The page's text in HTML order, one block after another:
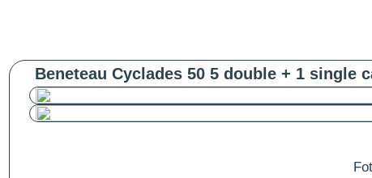
Beneteau Cyclades 50 5 double + 1 single